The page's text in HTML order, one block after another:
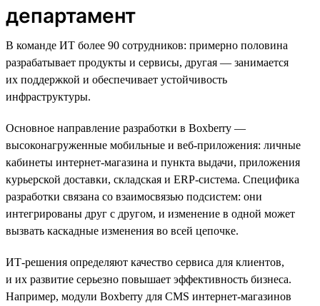
департамент
В команде ИТ более 90 сотрудников: примерно половина
разрабатывает продукты и сервисы, другая — занимается
их поддержкой и обеспечивает устойчивость
инфраструктуры.
Основное направление разработки в Boxberry —
высоконагруженные мобильные и веб-приложения: личные
кабинеты интернет-магазина и пункта выдачи, приложения
курьерской доставки, складская и ERP-система. Специфика
разработки связана со взаимосвязью подсистем: они
интегрированы друг с другом, и изменение в одной может
вызвать каскадные изменения во всей цепочке.
ИТ-решения определяют качество сервиса для клиентов,
и их развитие серьезно повышает эффективность бизнеса.
Например, модули Boxberry для CMS интернет-магазинов